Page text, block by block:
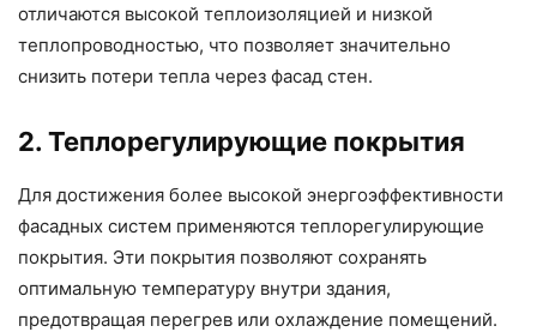
отличаются высокой теплоизоляцией и низкой
теплопроводностью, что позволяет значительно
снизить потери тепла через фасад стен.
2. Теплорегулирующие покрытия
Для достижения более высокой энергоэффективности
фасадных систем применяются теплорегулирующие
покрытия. Эти покрытия позволяют сохранять
оптимальную температуру внутри здания,
предотвращая перегрев или охлаждение помещений.